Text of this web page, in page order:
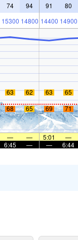
74 94 91 80
15300 14800 14400 14900
63 62 63 65
68 65 69 71
— — 5:01 —
6:45 — — 6:44